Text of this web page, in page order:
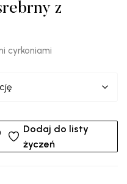
z
cyrkoniami
Dodaj do listy
życzeń